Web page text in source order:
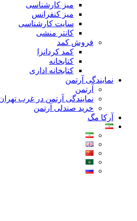
میز کارشناسی
میز کنفرانس
سایت کارشناسی
کانتر منشی
فروش کمد
کمد کردانزا
کتابخانه
کتابخانه اداری
نمایندگی آرتمن
آرتمن
نمایندگی آرتمن در غرب
خرید صندلی آرتمن
آرکا مگ